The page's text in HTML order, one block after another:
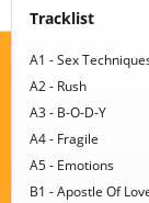
Tracklist
A1 - Sex
A2 - Rush
A3 - B-O-D-Y
A4 - Fragile
A5 - Emotions
B1 - Apostle Of